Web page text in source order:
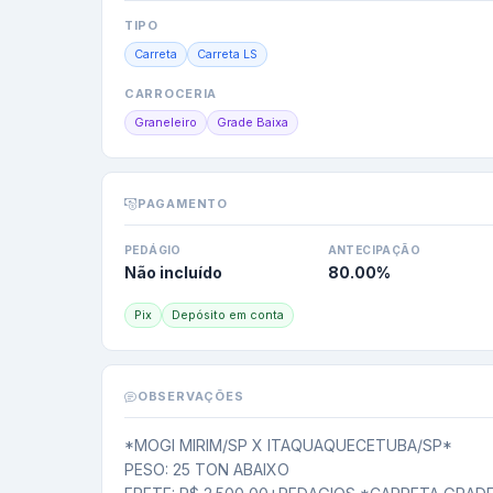
TIPO
Carreta Carreta LS
CARROCERIA
Graneleiro Grade Baixa
PAGAMENTO
PEDÁGIO
Não incluído
ANTECIPAÇÃO
80.00%
Pix Depósito em conta
OBSERVAÇÕES
*MOGI MIRIM/SP X ITAQUAQUECETUBA/SP*
PESO: 25 TON ABAIXO